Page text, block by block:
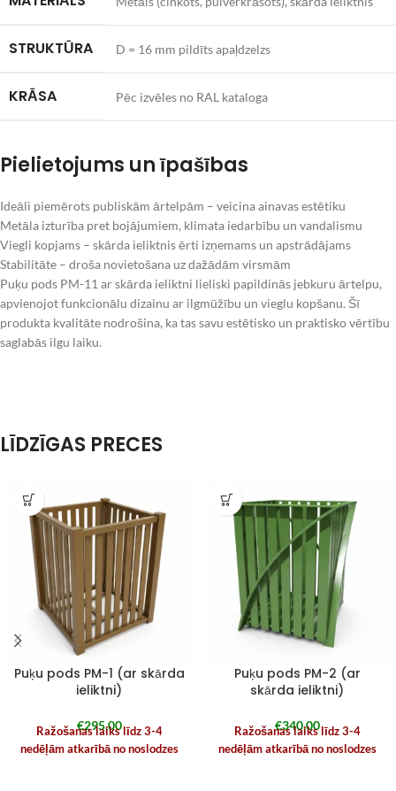
STRUKTŪRA D = 16 mm pildīts apaļdzelzs
KRĀSA Pēc izvēles no RAL kataloga
Pielietojums un īpašības
Ideāli piemērots publiskām ārtelpām – veicina ainavas estētiku
Metāla izturība pret bojājumiem, klimata iedarbību un vandalismu
Viegli kopjams – skārda ieliktnis ērti izņemams un apstrādājams
Stabilitāte – droša novietošana uz dažādām virsmām
Puķu pods PM-11 ar skārda ieliktni lieliski papildinās jebkuru ārtelpu,
apvienojot funkcionālu dizainu ar ilgmūžību un vieglu kopšanu. Šī
produkta kvalitāte nodrošina, ka tas savu estētisko un praktisko vērtību
saglabās ilgu laiku.
LĪDZĪGAS PRECES
Puķu pods PM-1 (ar skārda
ieliktni)
€295,00
Ražošanas laiks līdz 3-4
nedēļām atkarībā no noslodzes
Puķu pods PM-2 (ar
skārda ieliktni)
€340,00
Ražošanas laiks līdz 3-4
nedēļām atkarībā no noslodzes